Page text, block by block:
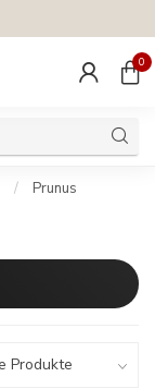
0
/ Prunus